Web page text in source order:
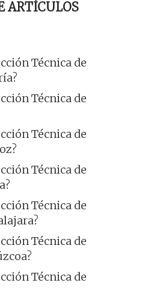
ARTÍCULOS
Técnica de
Técnica de
Técnica de
Técnica de
Técnica de
Técnica de
Técnica de